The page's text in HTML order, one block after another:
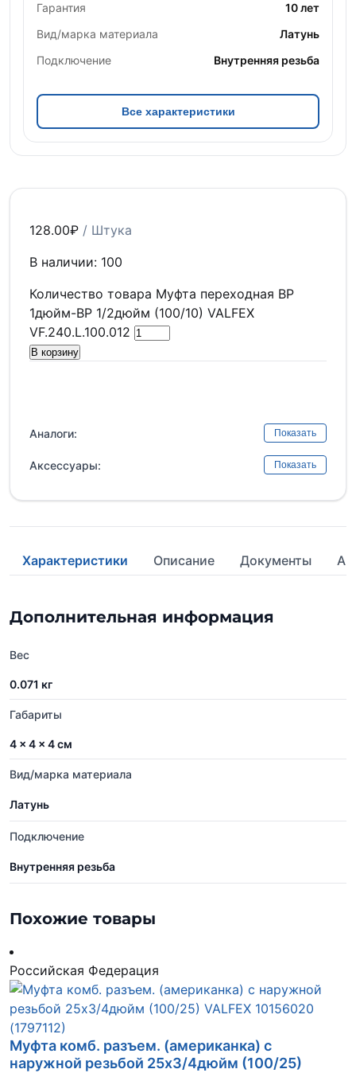
Гарантия
10 лет
Вид/марка материала
Латунь
Подключение
Внутренняя резьба
Все характеристики
128.00₽ / Штука
В наличии: 100
Количество товара Муфта переходная ВР
1дюйм-ВР 1/2дюйм (100/10) VALFEX
VF.240.L.100.012
В корзину
Аналоги: Показать
Аксессуары: Показать
Характеристики Описание Документы
Дополнительная информация
Вес
0.071 кг
Габариты
4 × 4 × 4 см
Вид/марка материала
Латунь
Подключение
Внутренняя резьба
Похожие товары
Российская Федерация
Муфта комб. разъем. (американка) с
наружной резьбой 25х3/4дюйм (100/25)